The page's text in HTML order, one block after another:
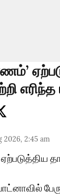
எரிந்த
2026, 2:45 am